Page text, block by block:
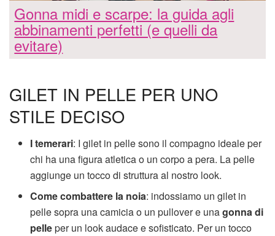
Gonna midi e scarpe: la guida agli
abbinamenti perfetti (e quelli da
evitare)
GILET IN PELLE PER UNO
STILE DECISO
I temerari: I gilet in pelle sono il compagno ideale per
chi ha una figura atletica o un corpo a pera. La pelle
aggiunge un tocco di struttura al nostro look.
Come combattere la noia: indossiamo un gilet in
pelle sopra una camicia o un pullover e unagonna di
pelleper un look audace e sofisticato. Per un tocco